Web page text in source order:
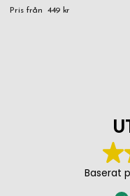
Pris från 449 kr